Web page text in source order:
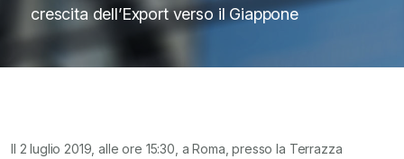
crescita dell’Export verso il Giappone
Il 2 luglio 2019, alle ore 15:30, a Roma, presso la Terrazza